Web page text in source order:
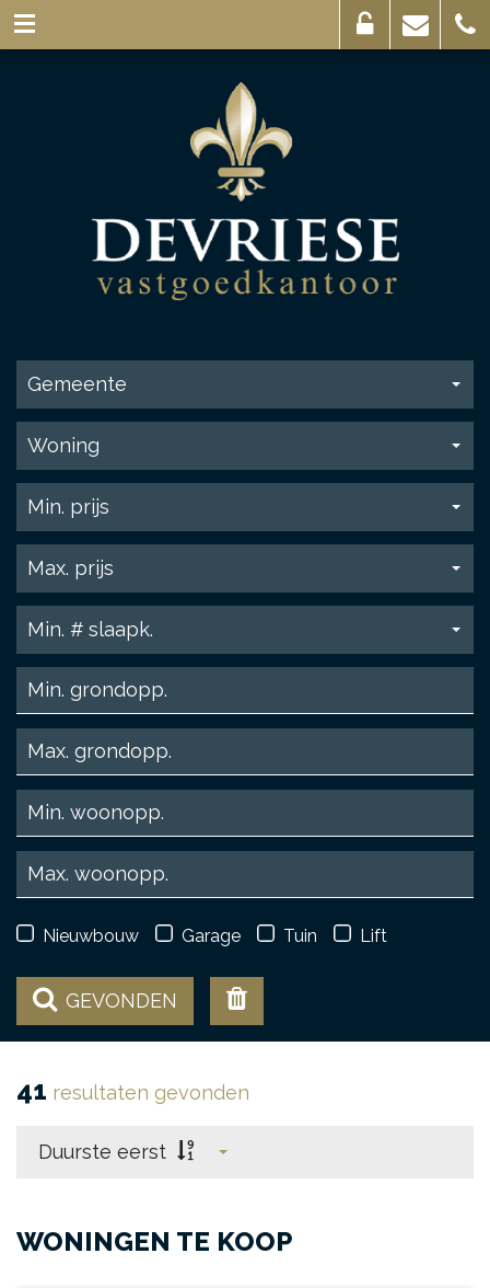
Gemeente
Woning
Min. prijs
Max. prijs
Min. # slaapk.
Nieuwbouw Garage Tuin Lift
GEVONDEN
41 resultaten gevonden
Duurste eerst
WONINGEN TE KOOP